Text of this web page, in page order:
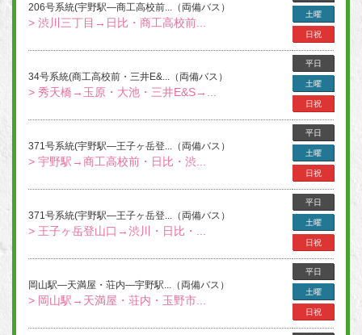
206号系統(宇野駅―商工高校前...（両備バス）
> 渋川三丁目→日比・商工高校前...
土曜
日祝
34号系統(商工高校前・三井E&...（両備バス）
> 秀天橋→玉原・大池・三井E&S→...
平日
土曜
日祝
371号系統(宇野駅―王子ヶ岳登...（両備バス）
> 宇野駅→商工高校前・日比・渋...
平日
土曜
日祝
371号系統(宇野駅―王子ヶ岳登...（両備バス）
> 王子ヶ岳登山口→渋川・日比・...
平日
土曜
日祝
岡山駅―天満屋・荘内―宇野駅...（両備バス）
> 岡山駅→天満屋・荘内・玉野市...
平日
土曜
日祝